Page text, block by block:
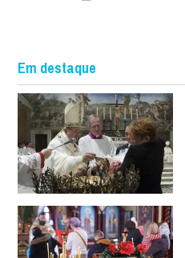
Em destaque